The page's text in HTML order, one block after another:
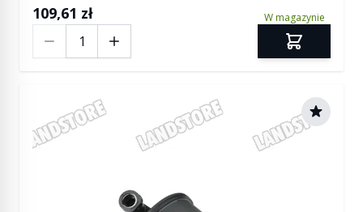
109,61 zł W magazynie